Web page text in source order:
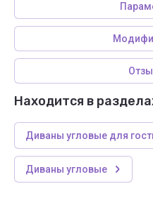
Находится в
Диваны угловые для
Диваны угловые